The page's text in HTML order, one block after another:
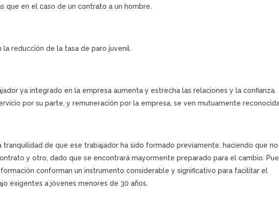
que en el caso de un contrato a un hombre.
reducción de la tasa de paro juvenil.
ya integrado en la empresa aumenta y estrecha las relaciones y la confianza.
por su parte, y remuneración por la empresa, se ven mutuamente
tranquilidad de que ese trabajador ha sido formado previamente, haciendo que no
y otro, dado que se encontrará mayormente preparado para el cambio.
conforman un instrumento considerable y significativo para facilitar el
exigentes a jóvenes menores de 30 años.